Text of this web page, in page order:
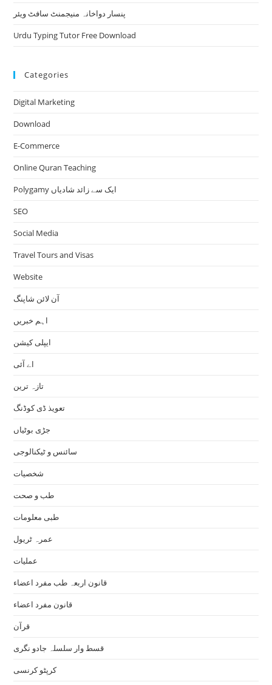
پنسار دواخانہ منیجمنٹ سافٹ ویئر
Urdu Typing Tutor Free Download
Categories
Digital Marketing
Download
E-Commerce
Online Quran Teaching
Polygamy ایک سے زائد شادیاں
SEO
Social Media
Travel Tours and Visas
Website
آن لائن شاپنگ
اہم خبریں
ایپلی کیشن
اے آئی
تازہ ترین
تعویذ ڈی کوڈنگ
جڑی بوٹیاں
سائنس و ٹیکنالوجی
شخصیات
طب و صحت
طبی معلومات
عمرہ ٹریول
عملیات
قانون اربعہ طب مفرد اعضاء
قانون مفرد اعضاء
قرآن
قسط وار سلسلہ جادو نگری
کرپٹو کرنسی